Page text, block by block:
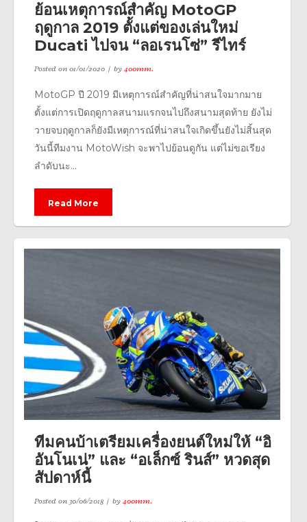
ย้อนเหตุการณ์สำคัญ MotoGP
ฤดูกาล 2019 ตั้งแต่ของเล่นใหม่
Ducati ไปจน “ลอเรนโซ่” รีไทร์
Posted on01/01/2020 by400mm.
MotoGP ปี 2019 มีเหตุการณ์สำคัญที่น่าสนใจมากมาย
ตั้งแต่การเปิดฤดูกาลสนามแรกจนไปถึงสนามสุดท้าย ยังไม่
วายจบฤดูกาลก็ยังมีเหตุการณ์ที่น่าสนใจเกิดขึ้นยังไม่สิ้นสุด
วันนี้ทีมงาน MotoWish จะพาไปย้อนดูกัน แต่ไม่ขอเรียง
ลำดับนะ...
Read More
ทีมคนบ้าเตรียมเครื่องยนต์ใหม่ให้ “อิ
อันโนเน่” และ “อเล็กซ์ รินส์” หวดสุด
สัปดาห์นี้
Posted on30/06/2018 by400mm.